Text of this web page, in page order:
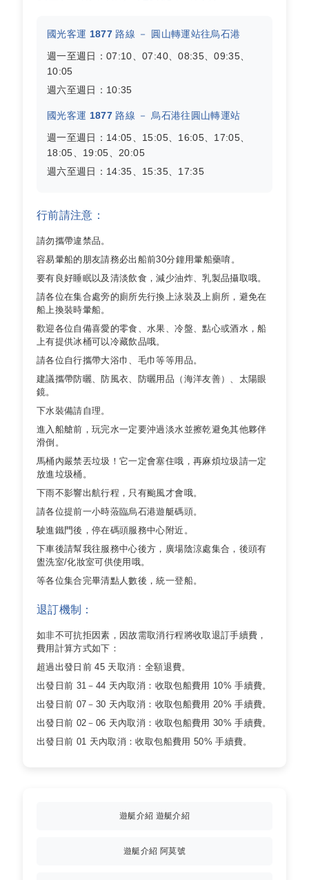
國光客運 1877 路線 － 圓山轉運站往烏石港
週一至週日：07:10、07:40、08:35、09:35、
10:05
週六至週日：10:35
國光客運 1877 路線 － 烏石港往圓山轉運站
週一至週日：14:05、15:05、16:05、17:05、
18:05、19:05、20:05
週六至週日：14:35、15:35、17:35
行前請注意：
請勿攜帶違禁品。
容易暈船的朋友請務必出船前30分鐘用暈船藥唷。
要有良好睡眠以及清淡飲食，減少油炸、乳製品攝取哦。
請各位在集合處旁的廁所先行換上泳裝及上廁所，避免在
船上換裝時暈船。
歡迎各位自備喜愛的零食、水果、冷盤、點心或酒水，船
上有提供冰桶可以冷藏飲品哦。
請各位自行攜帶大浴巾、毛巾等等用品。
建議攜帶防曬、防風衣、防曬用品（海洋友善）、太陽眼
鏡。
下水裝備請自理。
進入船艙前，玩完水一定要沖過淡水並擦乾避免其他夥伴
滑倒。
馬桶內嚴禁丟垃圾！它一定會塞住哦，再麻煩垃圾請一定
放進垃圾桶。
下雨不影響出航行程，只有颱風才會哦。
請各位提前一小時蒞臨烏石港遊艇碼頭。
駛進鐵門後，停在碼頭服務中心附近。
下車後請幫我往服務中心後方，廣場陰涼處集合，後頭有
盥洗室/化妝室可供使用哦。
等各位集合完畢清點人數後，統一登船。
退訂機制：
如非不可抗拒因素，因故需取消行程將收取退訂手續費，
費用計算方式如下：
超過出發日前 45 天取消：全額退費。
出發日前 31－44 天內取消：收取包船費用 10% 手續費。
出發日前 07－30 天內取消：收取包船費用 20% 手續費。
出發日前 02－06 天內取消：收取包船費用 30% 手續費。
出發日前 01 天內取消：收取包船費用 50% 手續費。
遊艇介紹 遊艇介紹
遊艇介紹 阿莫號